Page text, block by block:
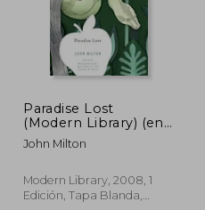
45%
dcto.
Paradise Lost
(Modern Library) (en
Inglés)
John Milton
Modern Library, 2008, 1
Edición, Tapa Blanda,